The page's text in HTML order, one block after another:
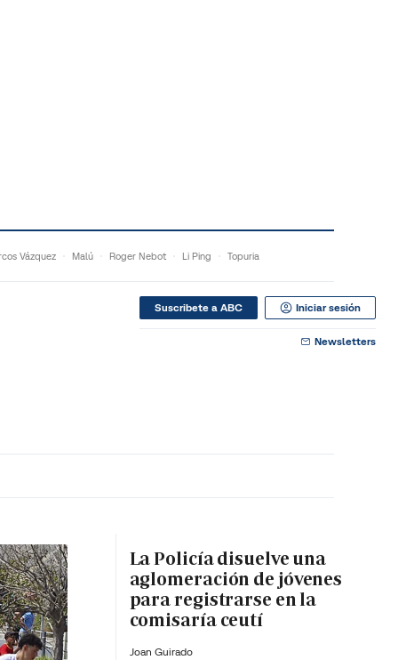
Vázquez Malú Roger Nebot Li Ping Topuria
Suscribete a ABC Iniciar sesión
Newsletters
La Policía disuelve una
aglomeración de jóvenes
para registrarse en la
comisaría ceutí
Joan Guirado